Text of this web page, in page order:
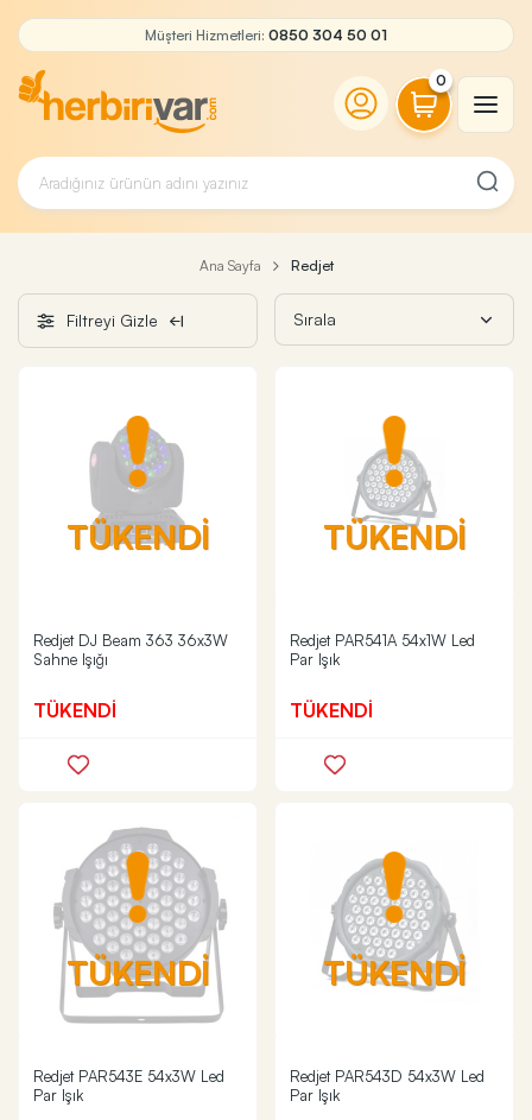
Müşteri Hizmetleri: 0850 304 50 01
0
Ana Sayfa Redjet
Filtreyi Gizle
TÜKENDİ
Redjet DJ Beam 363 36x3W
Sahne Işığı
TÜKENDİ
TÜKENDİ
Redjet PAR541A 54x1W Led
Par Işık
TÜKENDİ
TÜKENDİ
Redjet PAR543E 54x3W Led
Par Işık
TÜKENDİ
Redjet PAR543D 54x3W Led
Par Işık